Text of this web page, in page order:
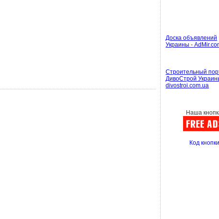
Доска объявлений
Украины -
Строительный
ДивоСтрой
divostroi.com.ua
Наша
Код